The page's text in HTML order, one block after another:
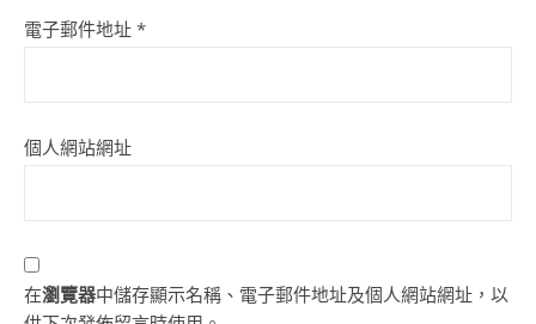
電子郵件地址 *
個人網站網址
在瀏覽器中儲存顯示名稱、電子郵件地址及個人網站網址，以